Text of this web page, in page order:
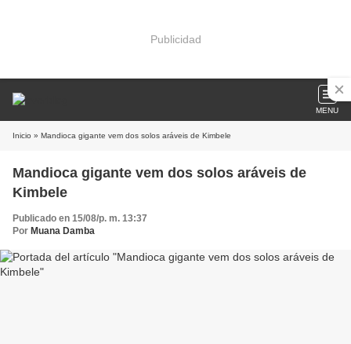
Publicidad
MENU
Inicio » Mandioca gigante vem dos solos aráveis de Kimbele
Mandioca gigante vem dos solos aráveis de
Kimbele
Publicado en 15/08/p. m. 13:37
Por Muana Damba